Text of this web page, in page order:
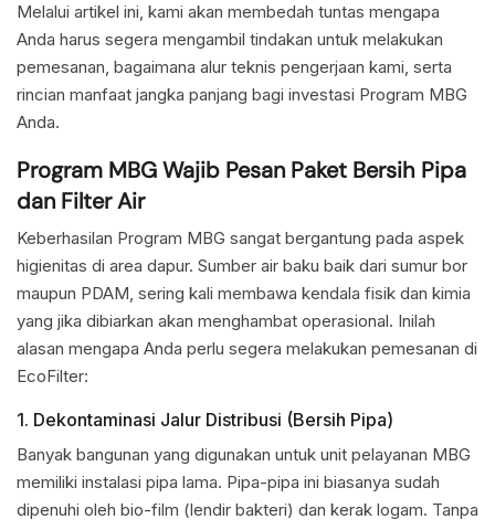
Melalui artikel ini, kami akan membedah tuntas mengapa
Anda harus segera mengambil tindakan untuk melakukan
pemesanan, bagaimana alur teknis pengerjaan kami, serta
rincian manfaat jangka panjang bagi investasi Program MBG
Anda.
Program MBG Wajib Pesan Paket Bersih Pipa
dan Filter Air
Keberhasilan Program MBG sangat bergantung pada aspek
higienitas di area dapur. Sumber air baku baik dari sumur bor
maupun PDAM, sering kali membawa kendala fisik dan kimia
yang jika dibiarkan akan menghambat operasional. Inilah
alasan mengapa Anda perlu segera melakukan pemesanan di
EcoFilter:
1. Dekontaminasi Jalur Distribusi (Bersih Pipa)
Banyak bangunan yang digunakan untuk unit pelayanan MBG
memiliki instalasi pipa lama. Pipa-pipa ini biasanya sudah
dipenuhi oleh bio-film (lendir bakteri) dan kerak logam. Tanpa